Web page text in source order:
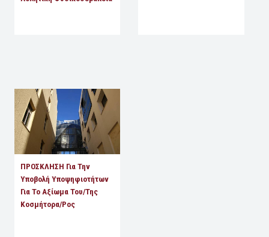
ΠΡΟΣΚΛΗΣΗ Για Την
Υποβολή Υποψηφιοτήτων
Για Το Αξίωμα Του/της
Κοσμήτορα/ρος